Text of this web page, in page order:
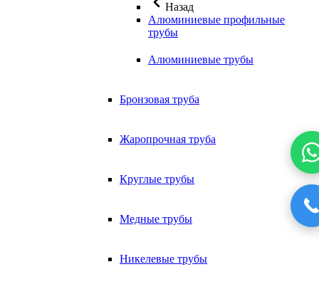
Назад
Алюминиевые профильные
трубы
Алюминиевые трубы
Бронзовая труба
Жаропрочная труба
Круглые трубы
Медные трубы
Никелевые трубы